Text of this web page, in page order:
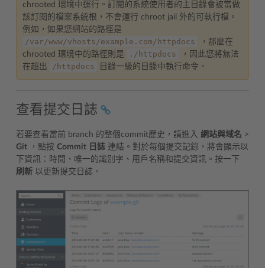
chrooted 環境中運行。訂閱的系統使用者的主目錄會被當做
該訂閱的檔案系統根，不會運行 chroot jail 外的可執行檔。
例如，如果您網站的路徑是
/var/www/vhosts/example.com/httpdocs
，那麼在
chrooted 環境中的路徑則是
./httpdocs
，因此您將無法
在超出
/httpdocs 目錄一級的目錄中執行命令。
查看提交日誌
若要查看當前 branch 的整個commit歷史，請進入 網站與域名 >
Git ，點按 Commit 日誌 連結。對於每個提交記錄，將會顯示以
下資訊：時間、唯一的識別字、用戶名稱和提交資訊。按一下
刷新 以更新提交日誌。